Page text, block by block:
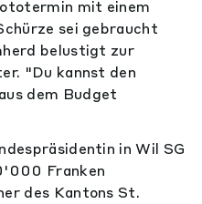
mit einem
sei gebraucht
belustigt zur
"Du kannst den
dem Budget
in Wil SG
Franken
des Kantons St.